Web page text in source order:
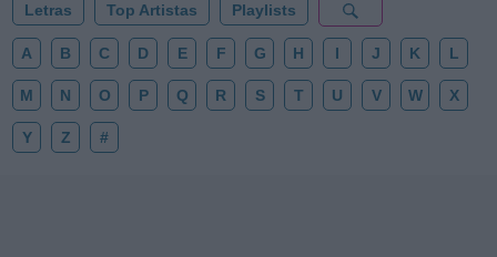
Letras Top Artistas Playlists
A B C D E F G H I J K L
M N O P Q R S T U V W X
Y Z #